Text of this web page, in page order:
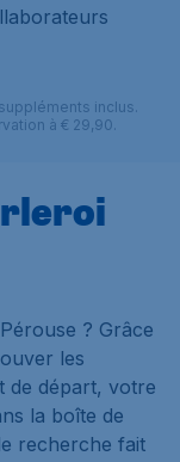
inclus.
à € 29,90.
? Grâce
les
de départ, votre
la boîte de
recherche fait